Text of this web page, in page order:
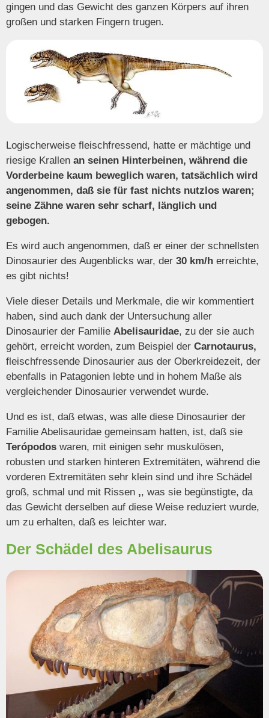
gingen und das Gewicht des ganzen Körpers auf ihren
großen und starken Fingern trugen.
Logischerweise fleischfressend, hatte er mächtige und
riesige Krallen an seinen Hinterbeinen, während die
Vorderbeine kaum beweglich waren, tatsächlich wird
angenommen, daß sie für fast nichts nutzlos waren;
seine Zähne waren sehr scharf, länglich und
gebogen.
Es wird auch angenommen, daß er einer der schnellsten
Dinosaurier des Augenblicks war, der 30 km/h erreichte,
es gibt nichts!
Viele dieser Details und Merkmale, die wir kommentiert
haben, sind auch dank der Untersuchung aller
Dinosaurier der Familie Abelisauridae, zu der sie auch
gehört, erreicht worden, zum Beispiel der Carnotaurus,
fleischfressende Dinosaurier aus der Oberkreidezeit, der
ebenfalls in Patagonien lebte und in hohem Maße als
vergleichender Dinosaurier verwendet wurde.
Und es ist, daß etwas, was alle diese Dinosaurier der
Familie Abelisauridae gemeinsam hatten, ist, daß sie
Terópodos waren, mit einigen sehr muskulösen,
robusten und starken hinteren Extremitäten, während die
vorderen Extremitäten sehr klein sind und ihre Schädel
groß, schmal und mit Rissen ,, was sie begünstigte, da
das Gewicht derselben auf diese Weise reduziert wurde,
um zu erhalten, daß es leichter war.
Der Schädel des Abelisaurus